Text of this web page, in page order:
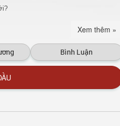
uy, bán đứng cái mông mình…
nước đậu”* a….
Xem thêm »
Bình Luận